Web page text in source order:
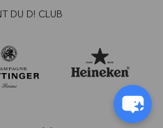
DU D! CLUB